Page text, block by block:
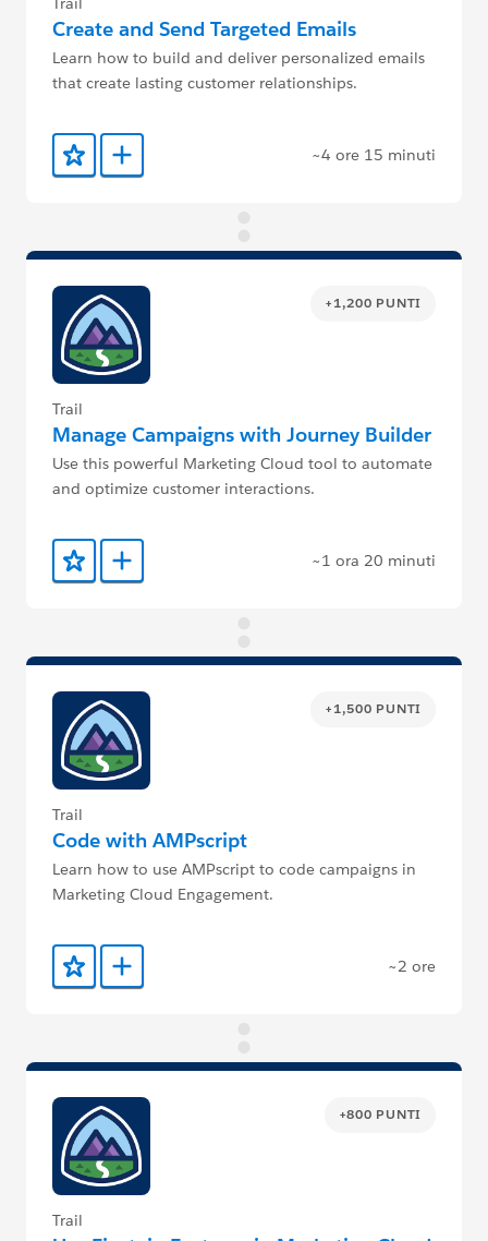
Create and Send Targeted Emails
Learn how to build and deliver personalized emails
that create lasting customer relationships.
Aggiunto ai preferiti
Aggiungi a Trailmix ~4 ore 15 minuti
+1,200 PUNTI
Trail
Manage Campaigns with Journey Builder
Use this powerful Marketing Cloud tool to automate
and optimize customer interactions.
Aggiunto ai preferiti
Aggiungi a Trailmix ~1 ora 20 minuti
+1,500 PUNTI
Trail
Code with AMPscript
Learn how to use AMPscript to code campaigns in
Marketing Cloud Engagement.
Aggiunto ai preferiti
Aggiungi a Trailmix ~2 ore
+800 PUNTI
Trail